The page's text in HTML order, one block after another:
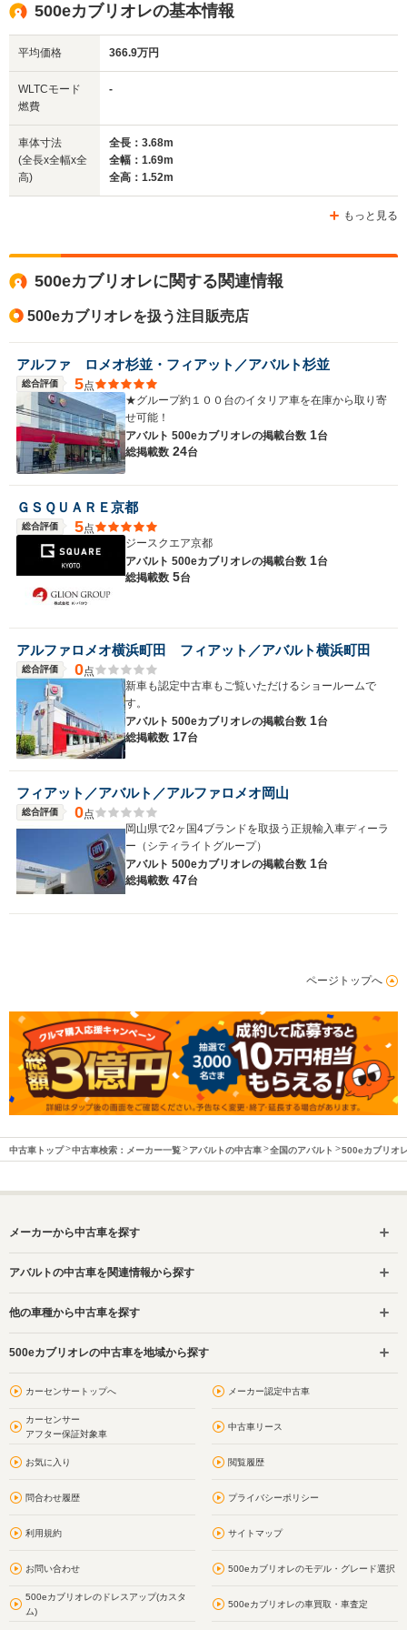
サイズ
WLTCモード
排気量
駆動方式
全高
1.52m
全長
3.68m
-
-
FF
1.51m
全長
13.2km/L
└市街地:9.2km/L
└高速道路:15.6km/L
1368cc
FF
ホイー
└高速道
1368cc
500eカブリオレの基本情報
平均価格 366.9万円
WLTCモード
燃費
-
車体寸法
(全長x全幅x全
高)
全長：3.68m
全幅：1.69m
全高：1.52m
もっと見る
500eカブリオレに関する関連情報
500eカブリオレを扱う注目販売店
アルファ ロメオ杉並・フィアット／アバルト杉並
総合評価 5点
★グループ約１００台のイタリア車を在庫から取り寄
せ可能！
アバルト 500eカブリオレの掲載台数 1台
総掲載数 24台
ＧＳＱＵＡＲＥ京都
総合評価 5点
ジースクエア京都
アバルト 500eカブリオレの掲載台数 1台
総掲載数 5台
アルファロメオ横浜町田 フィアット／アバルト横浜町田
総合評価 0点
新車も認定中古車もご覧いただけるショールームで
す。
アバルト 500eカブリオレの掲載台数 1台
総掲載数 17台
フィアット／アバルト／アルファロメオ岡山
総合評価 0点
岡山県で2ヶ国4ブランドを取扱う正規輸入車ディーラ
ー（シティライトグループ）
アバルト 500eカブリオレの掲載台数 1台
総掲載数 47台
ページトップへ
中古車トップ 中古車検索：メーカー一覧 アバルトの中古車 全国のアバルト 500eカブリオ
メーカーから中古車を探す
アバルトの中古車を関連情報から探す
他の車種から中古車を探す
500eカブリオレの中古車を地域から探す
カーセンサートップへ メーカー認定中古車
カーセンサー
アフター保証対象車
中古車リース
お気に入り 閲覧履歴
問合わせ履歴 プライバシーポリシー
利用規約 サイトマップ
お問い合わせ 500eカブリオレのモデル・グレード選択
500eカブリオレのドレスアップ(カスタ
ム)
500eカブリオレの車買取・車査定